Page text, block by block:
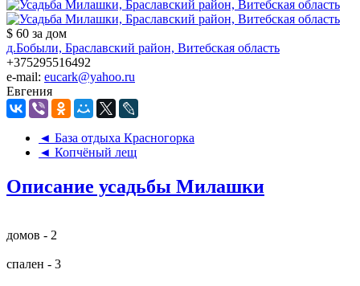
$ 60 за дом
д.Бобыли, Браславский район, Витебская область
+375295516492
e-mail: eucark@yahoo.ru
Евгения
◄ База отдыха Красногорка
◄ Копчёный лещ
Описание усадьбы Милашки
домов - 2
спален - 3